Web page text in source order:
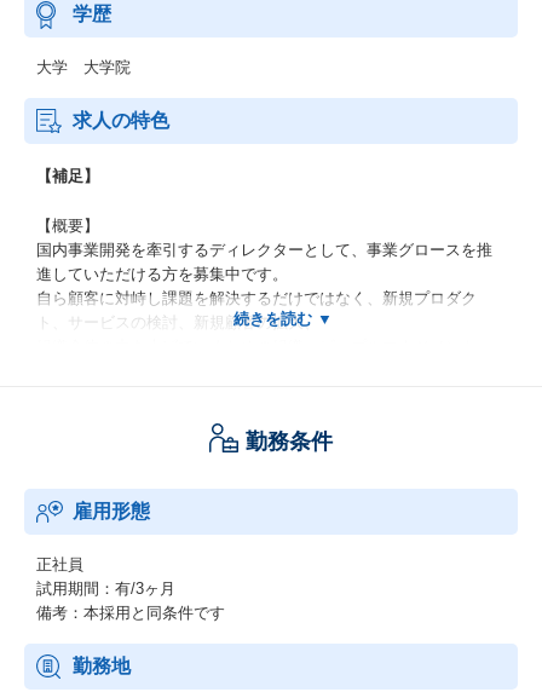
学歴
大学 大学院
求人の特色
【補足】
【概要】
国内事業開発を牽引するディレクターとして、事業グロースを推
進していただける方を募集中です。
自ら顧客に対峙し課題を解決するだけではなく、新規プロダク
ト、サービスの検討、新規顧客の拡大、
事業開発チームのミッションは、
国内の事業会社に対してビザスクのサービス活用を広め、成長を
牽引いただく事です。
エンタープライズセールスとしてクライアントの課題を深く理解
しビザスクが何を提供できるか、既存のサービスラインナップは
もちろん新規サービスの
を進めていくことが求められる、ビザスクの事業拡大の最前線と
なるポジションです。
勤務条件
雇用形態
正社員
試用期間：有/3ヶ月
備考：本採用と同条件です
勤務地